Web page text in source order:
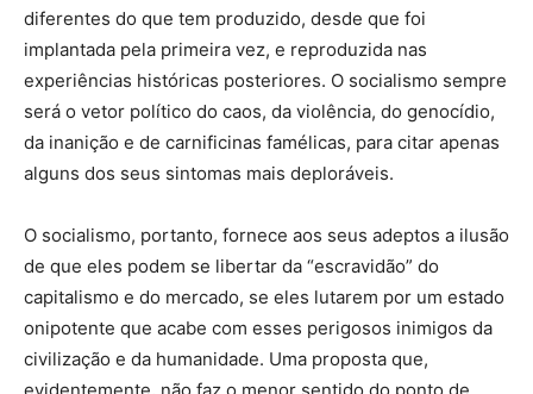
diferentes do que tem produzido, desde que foi
implantada pela primeira vez, e reproduzida nas
experiências históricas posteriores. O socialismo sempre
será o vetor político do caos, da violência, do genocídio,
da inanição e de carnificinas famélicas, para citar apenas
alguns dos seus sintomas mais deploráveis.
O socialismo, portanto, fornece aos seus adeptos a ilusão
de que eles podem se libertar da “escravidão” do
capitalismo e do mercado, se eles lutarem por um estado
onipotente que acabe com esses perigosos inimigos da
civilização e da humanidade. Uma proposta que,